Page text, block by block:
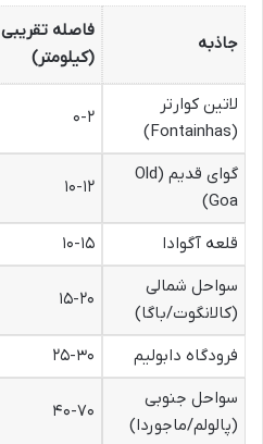
جاذبه
فاصله تقریبی
(کیلومتر)
لاتین کوارتر
(Fontainhas)
۰-۲
گوای قدیم (Old
Goa)
۱۰-۱۲
قلعه آگوادا ۱۰-۱۵
سواحل شمالی
(کالانگوت/باگا)
۱۵-۲۰
فرودگاه دابولیم ۲۵-۳۰
سواحل جنوبی
(پالولم/ماجوردا)
۴۰-۷۰